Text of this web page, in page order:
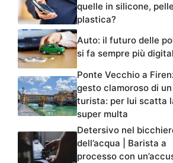
quelle in silicone,
plastica?
Auto: il futuro delle
si fa sempre più digital
Ponte Vecchio a
gesto clamoroso di un
turista: per lui scatta
super multa
Detersivo nel
dell’acqua | Barista a
processo con